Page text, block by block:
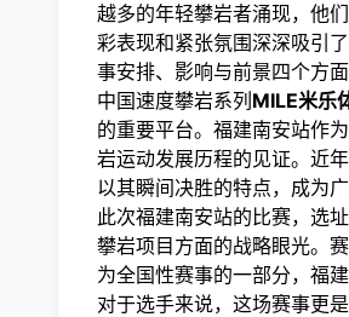
越多的年轻攀岩者涌现，他
彩表现和紧张氛围深深吸引
事安排、影响与前景四个方
中国速度攀岩系列 MILE米乐
的重要平台。福建南安站作
岩运动发展历程的见证。近
以其瞬间决胜的特点，成为
此次福建南安站的比赛，选
攀岩项目方面的战略眼光。
为全国性赛事的一部分，福
对于选手来说，这场赛事更